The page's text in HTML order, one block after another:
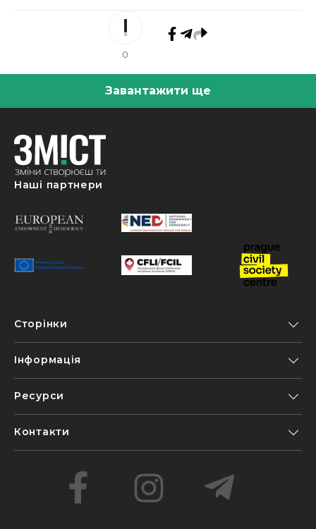
0
Завантажити ще
Наші партнери
Сторінки
Інформація
Ресурси
Контакти